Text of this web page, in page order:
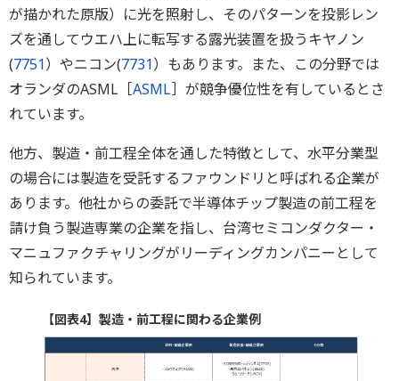
が描かれた原版）に光を照射し、そのパターンを投影レン
ズを通してウエハ上に転写する露光装置を扱うキヤノン
(7751）やニコン(7731）もあります。また、この分野では
オランダのASML［ASML］が競争優位性を有しているとさ
れています。
他方、製造・前工程全体を通した特徴として、水平分業型
の場合には製造を受託するファウンドリと呼ばれる企業が
あります。他社からの委託で半導体チップ製造の前工程を
請け負う製造専業の企業を指し、台湾セミコンダクター・
マニュファクチャリングがリーディングカンパニーとして
知られています。
【図表4】製造・前工程に関わる企業例